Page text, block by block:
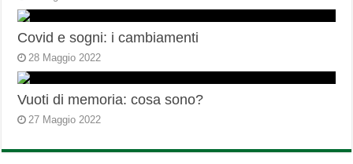
Covid e sogni: i cambiamenti
28 Maggio 2022
Vuoti di memoria: cosa sono?
27 Maggio 2022